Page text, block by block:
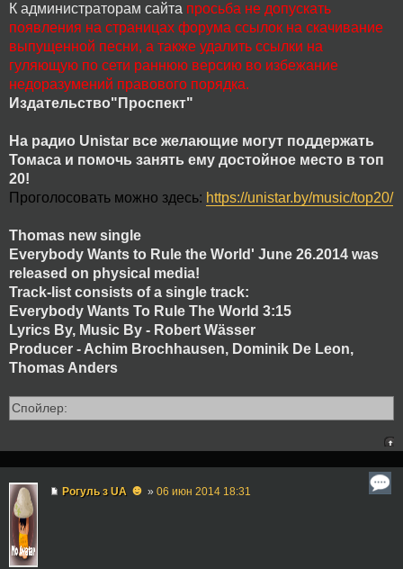
К администраторам сайта просьба не допускать
появления на страницах форума ссылок на скачивание
выпущенной песни, а также удалить ссылки на
гуляющую по сети раннюю версию во избежание
недоразумений правового порядка.
Издательство"Проспект"
На радио Unistar все желающие могут поддержать
Томаса и помочь занять ему достойное место в топ
20!
Проголосовать можно здесь: https://unistar.by/music/top20/
Thomas new single
Everybody Wants to Rule the World' June 26.2014 was
released on physical media!
Track-list consists of a single track:
Everybody Wants To Rule The World 3:15
Lyrics By, Music By - Robert Wässer
Producer - Achim Brochhausen, Dominik De Leon,
Thomas Anders
Спойлер:
Рогуль з UA ☻ » 06 июн 2014 18:31